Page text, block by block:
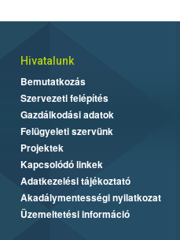
Hivatalunk
Bemutatkozás
Szervezeti felépítés
Gazdálkodási adatok
Felügyeleti szervünk
Projektek
Kapcsolódó linkek
Adatkezelési tájékoztató
Akadálymentességi nyilatkozat
Üzemeltetési információ